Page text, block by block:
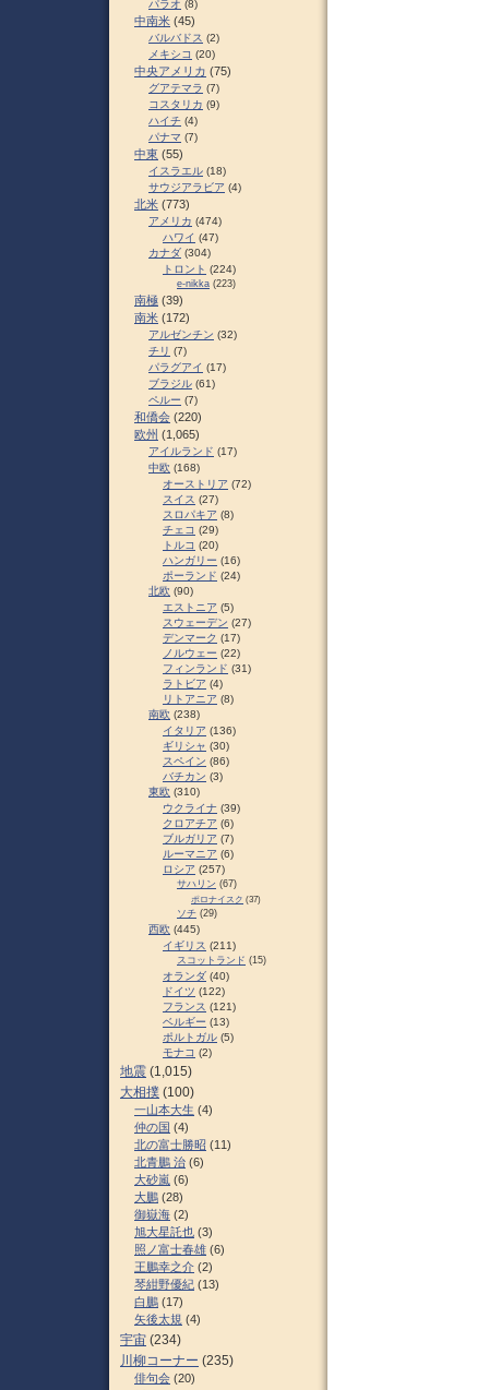
パラオ (8)
中南米 (45)
バルバドス (2)
メキシコ (20)
中央アメリカ (75)
グアテマラ (7)
コスタリカ (9)
ハイチ (4)
パナマ (7)
中東 (55)
イスラエル (18)
サウジアラビア (4)
北米 (773)
アメリカ (474)
ハワイ (47)
カナダ (304)
トロント (224)
e-nikka (223)
南極 (39)
南米 (172)
アルゼンチン (32)
チリ (7)
パラグアイ (17)
ブラジル (61)
ペルー (7)
和僑会 (220)
欧州 (1,065)
アイルランド (17)
中欧 (168)
オーストリア (72)
スイス (27)
スロパキア (8)
チェコ (29)
トルコ (20)
ハンガリー (16)
ポーランド (24)
北欧 (90)
エストニア (5)
スウェーデン (27)
デンマーク (17)
ノルウェー (22)
フィンランド (31)
ラトビア (4)
リトアニア (8)
南欧 (238)
イタリア (136)
ギリシャ (30)
スペイン (86)
バチカン (3)
東欧 (310)
ウクライナ (39)
クロアチア (6)
ブルガリア (7)
ルーマニア (6)
ロシア (257)
サハリン (67)
ポロナイスク (37)
ソチ (29)
西欧 (445)
イギリス (211)
スコットランド (15)
オランダ (40)
ドイツ (122)
フランス (121)
ベルギー (13)
ポルトガル (5)
モナコ (2)
地震 (1,015)
大相撲 (100)
一山本大生 (4)
仲の国 (4)
北の富士勝昭 (11)
北青鵬 治 (6)
大砂嵐 (6)
大鵬 (28)
御嶽海 (2)
旭大星託也 (3)
照ノ富士春雄 (6)
王鵬幸之介 (2)
琴紺野優紀 (13)
白鵬 (17)
矢後太規 (4)
宇宙 (234)
川柳コーナー (235)
俳句会 (20)